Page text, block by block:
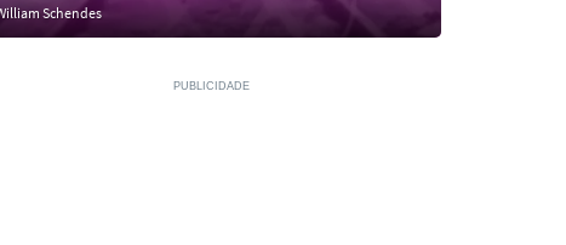
Schendes